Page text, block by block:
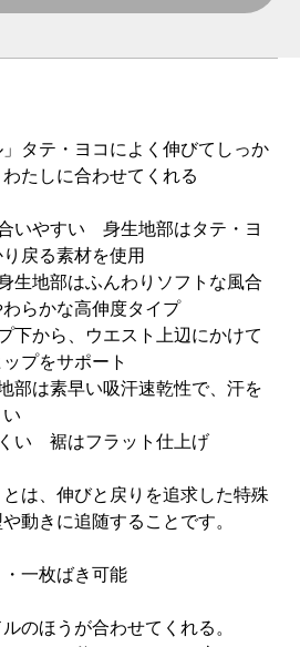
」タテ・ヨコによく伸びてしっか
たしに合わせてくれる
いやすい 身生地部はタテ・ヨ
戻る素材を使用
地部はふんわりソフトな風合
らかな高伸度タイプ
から、ウエスト上辺にかけて
プをサポート
は素早い吸汗速乾性で、汗を
い 裾はフラット仕上げ
は、伸びと戻りを追求した特殊
動きに追随することです。
枚ばき可能
のほうが合わせてくれる。